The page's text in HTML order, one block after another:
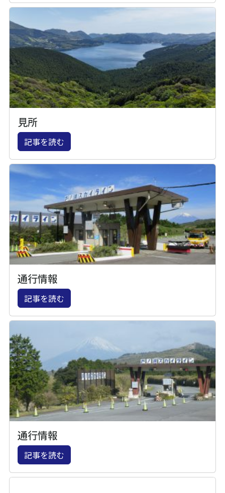
見所
記事を読む
通行情報
記事を読む
通行情報
記事を読む